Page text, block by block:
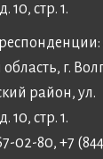
10, стр. 1.
г.
район, ул.
10, стр. 1.
02-80, +7